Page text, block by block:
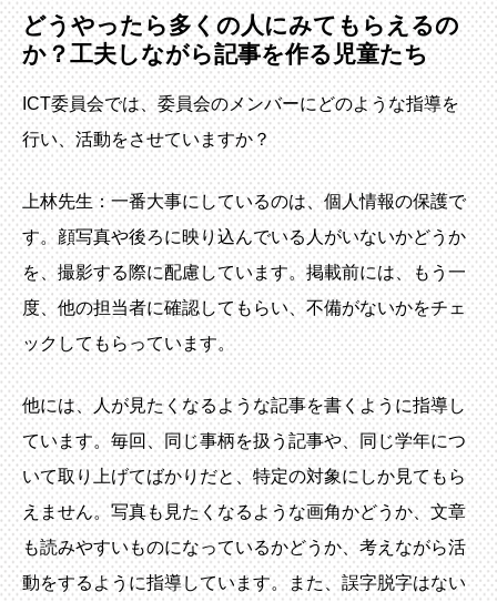
どうやったら多くの人にみてもらえるの
か？工夫しながら記事を作る児童たち
ICT委員会では、委員会のメンバーにどのような指導を
行い、活動をさせていますか？
上林先生：一番大事にしているのは、個人情報の保護で
す。顔写真や後ろに映り込んでいる人がいないかどうか
を、撮影する際に配慮しています。掲載前には、もう一
度、他の担当者に確認してもらい、不備がないかをチェ
ックしてもらっています。
他には、人が見たくなるような記事を書くように指導し
ています。毎回、同じ事柄を扱う記事や、同じ学年につ
いて取り上げてばかりだと、特定の対象にしか見てもら
えません。写真も見たくなるような画角かどうか、文章
も読みやすいものになっているかどうか、考えながら活
動をするように指導しています。また、誤字脱字はない